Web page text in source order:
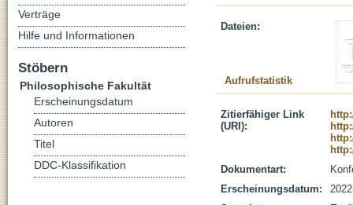
Dateien:
Aufrufstatistik
Zitierfähiger Link
(URI):
Dokumentart:
Erscheinungsdatum:
Verträge
Hilfe und Informationen
Stöbern
Philosophische Fakultät
Erscheinungsdatum
Autoren
Titel
DDC-Klassifikation